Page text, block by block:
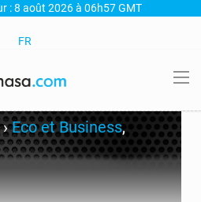
: 8 août 2026 à 06h57 GMT
FR
›Eco et Business,